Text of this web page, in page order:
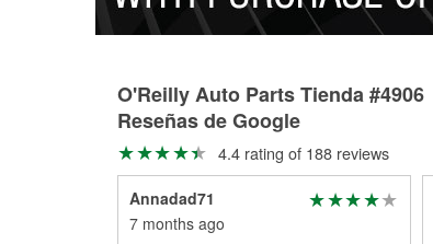
O'Reilly Auto Parts Tienda #4906
Reseñas de Google
4.4 rating of 188 reviews
Annadad71
7 months ago